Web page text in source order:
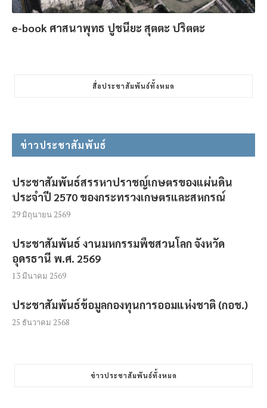
e-book ศาสนาพุทธ ปูชนียะ สุตตะ ปริตตะ
สื่อประชาสัมพันธ์ทั้งหมด
ข่าวประชาสัมพันธ์
ประชาสัมพันธ์สรรหาปราชญ์เกษตรของแผ่นดิน
ประจำปี 2570 ของกระทรวงเกษตรและสหกรณ์
29 มิถุนายน 2569
ประชาสัมพันธ์ งานมหกรรมพืชสวนโลก จังหวัด
อุดรธานี พ.ศ. 2569
13 มีนาคม 2569
ประชาสัมพันธ์ข้อมูลกองทุนการออมแห่งชาติ (กอช.)
25 ธันวาคม 2568
ข่าวประชาสัมพันธ์ทั้งหมด